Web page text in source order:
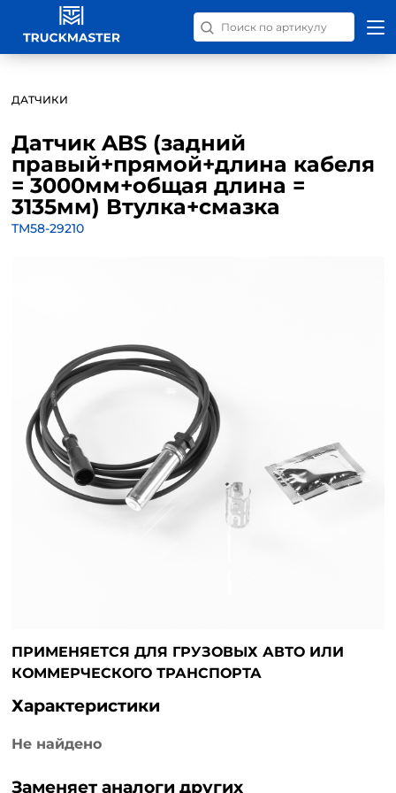
Поиск запчастей по
ДАТЧИКИ
Датчик ABS (задний
правый+прямой+длина кабеля
= 3000мм+общая длина =
3135мм) Втулка+смазка
TM58-29210
ПРИМЕНЯЕТСЯ ДЛЯ ГРУЗОВЫХ АВТО ИЛИ
КОММЕРЧЕСКОГО ТРАНСПОРТА
Характеристики
Не найдено
Заменяет аналоги других